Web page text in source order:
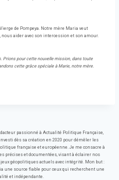
de Pompeya. Notre mère Maria veut
aider avec son intercession et son amour.
Prions pour cette nouvelle mission, dans toute
cette grâce spéciale à Marie, notre mère.
passionné à Actualité Politique Française,
dès sa création en 2020 pour démêler les
française et européenne. Je me consacre à
précises et documentées, visant à éclairer nos
géopolitiques actuels avec intégrité. Mon but :
une source fiable pour ceux qui recherchent une
et indépendante.